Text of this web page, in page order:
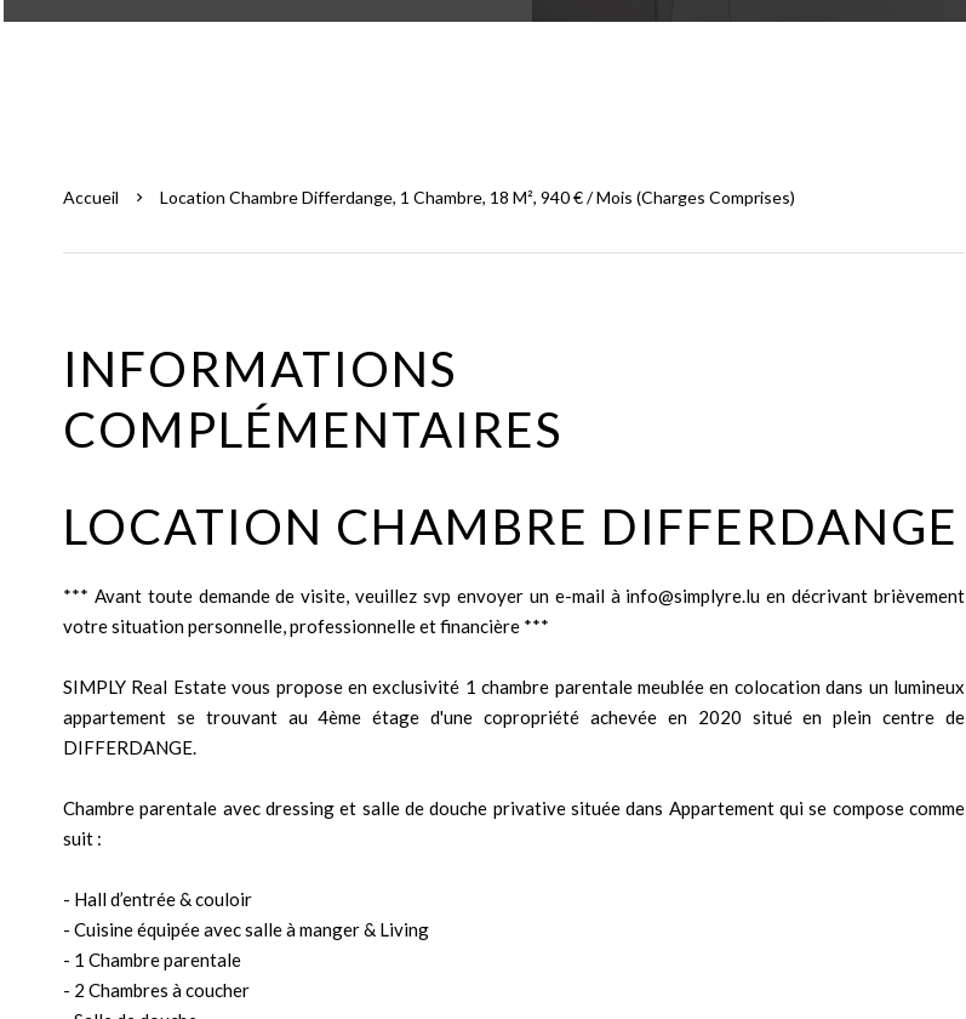
Accueil Location Chambre Differdange, 1 Chambre, 18 M², 940 € / Mois (Charges Comprises)
INFORMATIONS
COMPLÉMENTAIRES
LOCATION CHAMBRE DIFFERDANGE
*** Avant toute demande de visite, veuillez svp envoyer un e-mail à info@simplyre.lu en décrivant brièvement
votre situation personnelle, professionnelle et financière ***
SIMPLY Real Estate vous propose en exclusivité 1 chambre parentale meublée en colocation dans un lumineux
appartement se trouvant au 4ème étage d'une copropriété achevée en 2020 situé en plein centre de
DIFFERDANGE.
Chambre parentale avec dressing et salle de douche privative située dans Appartement qui se compose comme
suit :
- Hall d’entrée & couloir
- Cuisine équipée avec salle à manger & Living
- 1 Chambre parentale
- 2 Chambres à coucher